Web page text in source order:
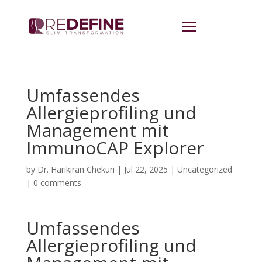
Umfassendes
Allergieprofiling und
Management mit
ImmunoCAP Explorer
by Dr. Harikiran Chekuri | Jul 22, 2025 | Uncategorized
| 0 comments
Umfassendes
Allergieprofiling und